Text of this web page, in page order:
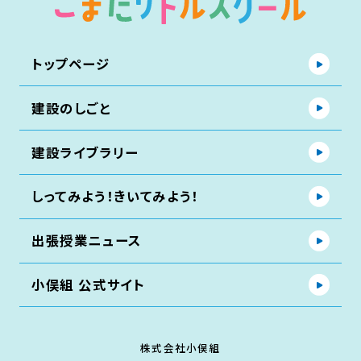
トップページ
建設のしごと
建設ライブラリー
しってみよう！きいてみよう！
出張授業ニュース
小俣組 公式サイト
株式会社小俣組